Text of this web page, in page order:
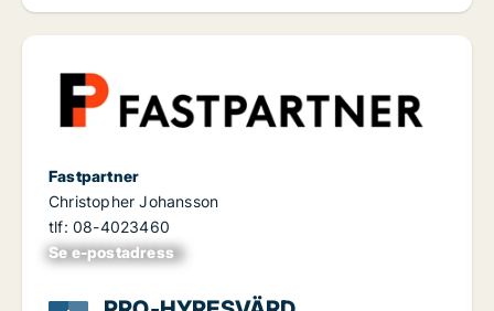
Fastpartner
Christopher Johansson
tlf: 08-4023460
Se e-postadress
xxxxxxxxxxxxxxx